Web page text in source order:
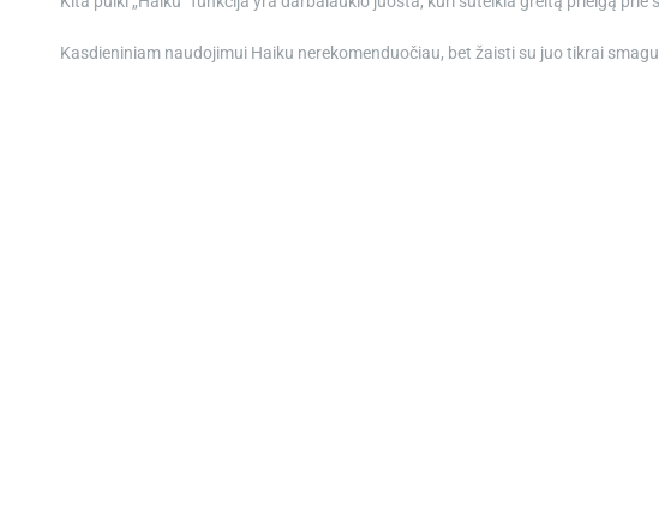
Kasdieniniam naudojimui Haiku nerekomenduočiau, bet žaisti su juo tikrai